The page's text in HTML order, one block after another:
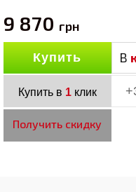
9 870 грн
Купить В
Купить в 1клик
Получить скидку